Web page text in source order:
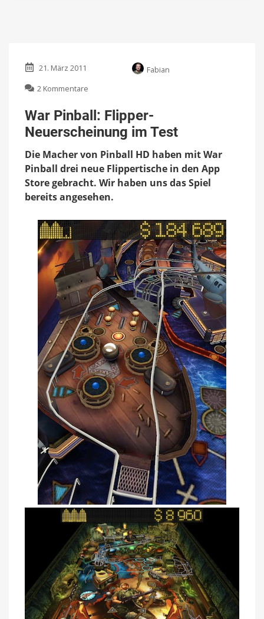
21. März 2011
Fabian
2 Kommentare
Pinball:
Flipper-
Neuerscheinung
Test
War Pinball: Flipper-
Neuerscheinung im Test
Die Macher von Pinball HD haben mit War
Pinball drei neue Flippertische in den App
Store gebracht. Wir haben uns das Spiel
bereits angesehen.